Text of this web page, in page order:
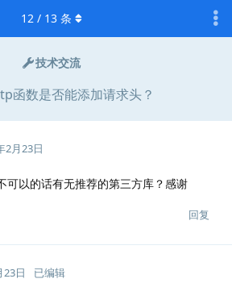
技术交流
函数是否能添加请求头？
12 / 13 条
2月23日
可以的话有无推荐的第三方库？感谢
回复
23日 已编辑